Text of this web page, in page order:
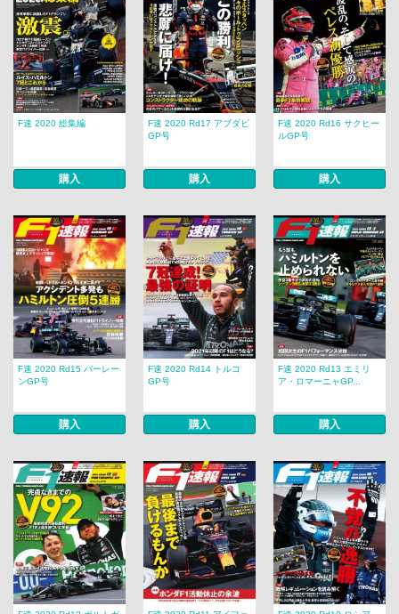
F速 2020 総集編
購入
F速 2020 Rd17 アブダビ
GP号
購入
F速 2020 Rd16 サクヒー
ルGP号
購入
F速 2020 Rd15 バーレー
ンGP号
購入
F速 2020 Rd14 トルコ
GP号
購入
F速 2020 Rd13 エミリ
ア・ロマーニャGP...
購入